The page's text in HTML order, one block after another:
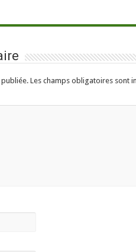
publiée. Les champs obligatoires sont